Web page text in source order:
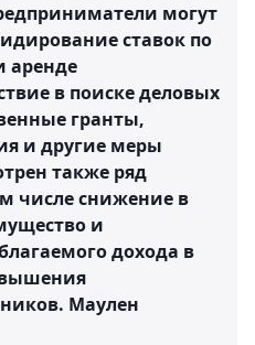
могут
ставок по
аренде
в поиске деловых
гранты,
и другие меры
также ряд
числе снижение в
и
дохода в
Маулен